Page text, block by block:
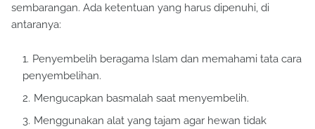
sembarangan. Ada ketentuan yang harus dipenuhi, di
antaranya:
Penyembelih beragama Islam dan memahami tata cara
penyembelihan.
Mengucapkan basmalah saat menyembelih.
Menggunakan alat yang tajam agar hewan tidak